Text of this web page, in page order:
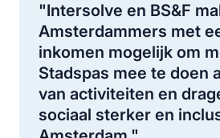
"Intersolve en BS&F
Amsterdammers met
inkomen mogelijk om
Stadspas mee te doen
van activiteiten en
sociaal sterker en